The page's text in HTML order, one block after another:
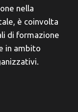
nella
è coinvolta
di formazione
in ambito